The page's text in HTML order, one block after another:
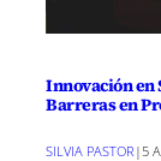
Innovación en
Barreras en
SILVIA PASTOR | 5